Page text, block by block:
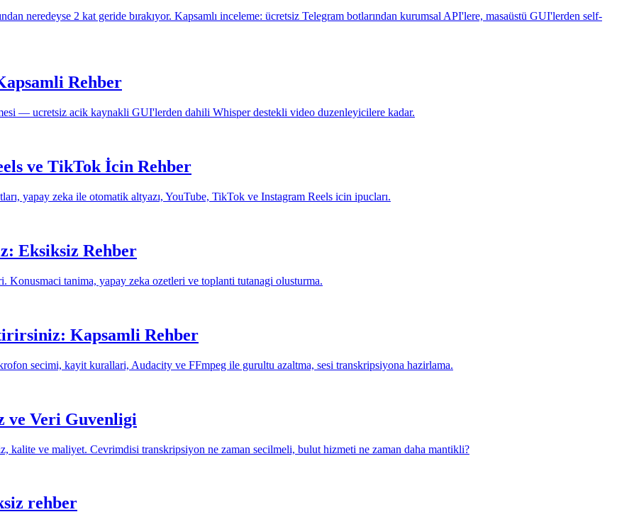
neredeyse 2 kat geride bırakıyor. Kapsamlı inceleme: ücretsiz Telegram botlarından kurumsal API'lere, masaüstü GUI'lerden self-
Rehber
— ucretsiz acik kaynakli GUI'lerden dahili Whisper destekli video duzenleyicilere kadar.
ve TikTok İcin Rehber
yapay zeka ile otomatik altyazı, YouTube, TikTok ve Instagram Reels icin ipucları.
Eksiksiz Rehber
tanima, yapay zeka ozetleri ve toplanti tutanagi olusturma.
Kapsamli Rehber
secimi, kayit kurallari, Audacity ve FFmpeg ile gurultu azaltma, sesi transkripsiyona hazirlama.
ve Veri Guvenligi
ve maliyet. Cevrimdisi transkripsiyon ne zaman secilmeli, bulut hizmeti ne zaman daha mantikli?
rehber